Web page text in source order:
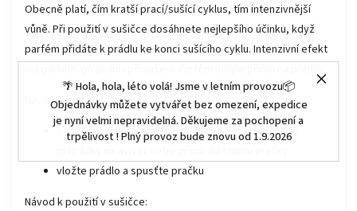
🌴 Hola, hola, léto volá! Jsme v letním provozu📦
Objednávky můžete vytvářet bez omezení, expedice
je nyní velmi nepravidelná. Děkujeme za pochopení a
trpělivost ! Plný provoz bude znovu od 1.9.2026
Obecně platí, čím kratší prací/sušící cyklus, tím intenzivnější
vůně. Při použití v sušičce dosáhnete nejlepšího účinku, když
parfém přidáte k prádlu ke konci sušícího cyklu. Intenzivní efekt
Návod k použití v pračce:
1 až 2 uzávěry (1-2 ml) parfému nalijte buď do čisté
vložte prádlo a spusťte pračku
Návod k použití v sušičce: